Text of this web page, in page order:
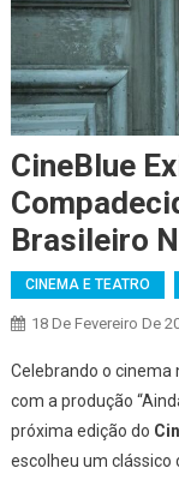
CineBlue
Brasileiro
CINEMA E TEATRO
18 De Fevereiro De
Celebrando o cinema
com a produção
próxima edição do
escolheu um clássico